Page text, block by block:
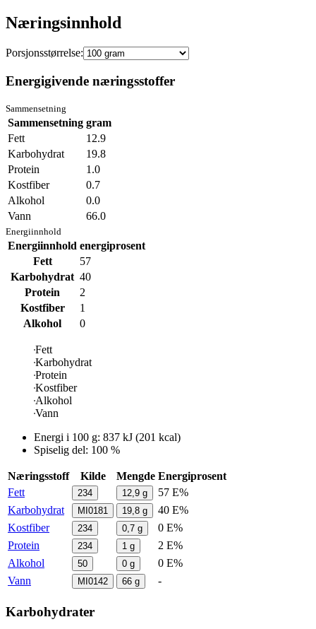
Næringsinnhold
Porsjonsstørrelse:
Energigivende næringsstoffer
Sammensetning
Sammensetning gram
Fett
12.9
Karbohydrat
19.8
Protein
1.0
Kostfiber
0.7
Alkohol
0.0
Vann
66.0
Energiinnhold
Energiinnhold energiprosent
Fett
57
Karbohydrat 40
Protein
2
Kostfiber
1
Alkohol
0
Fett
Karbohydrat
Protein
Kostfiber
Alkohol
Vann
Energi i 100 g: 837 kJ (201 kcal)
Spiselig del: 100 %
Næringsstoff Kilde Mengde Energiprosent
Fett
234 12,9 g
57 E%
Karbohydrat
MI0181 19,8 g
40 E%
Kostfiber
234 0,7 g
0 E%
Protein
234 1 g
2 E%
Alkohol
50 0 g
0 E%
Vann
MI0142 66 g -
Karbohydrater